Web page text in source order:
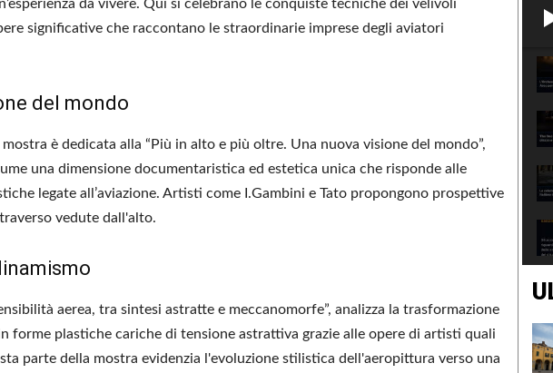
da vivere. Qui si celebrano le conquiste tecniche dei velivoli
significative che raccontano le straordinarie imprese degli aviatori
del mondo
mostra è dedicata alla “Più in alto e più oltre. Una nuova visione del mondo”,
una dimensione documentaristica ed estetica unica che risponde alle
legate all’aviazione. Artisti come I.Gambini e Tato propongono prospettive
vedute dall'alto.
aerea, tra sintesi astratte e meccanomorfe”, analizza la trasformazione
forme plastiche cariche di tensione astrattiva grazie alle opere di artisti quali
parte della mostra evidenzia l'evoluzione stilistica dell'aeropittura verso una